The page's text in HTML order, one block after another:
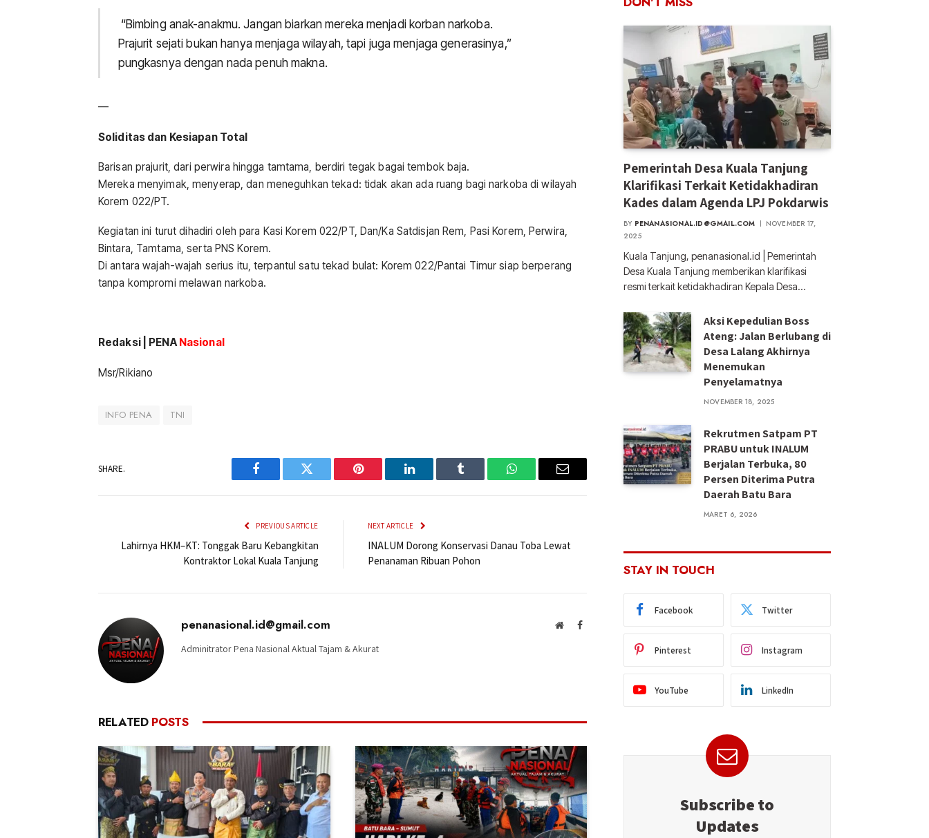
“Bimbing anak-anakmu. Jangan biarkan mereka menjadi korban narkoba.
Prajurit sejati bukan hanya menjaga wilayah, tapi juga menjaga generasinya,”
pungkasnya dengan nada penuh makna.
—
Soliditas dan Kesiapan Total
Barisan prajurit, dari perwira hingga tamtama, berdiri tegak bagai tembok baja.
Mereka menyimak, menyerap, dan meneguhkan tekad: tidak akan ada ruang bagi narkoba di wilayah
Korem 022/PT.
Kegiatan ini turut dihadiri oleh para Kasi Korem 022/PT, Dan/Ka Satdisjan Rem, Pasi Korem, Perwira,
Bintara, Tamtama, serta PNS Korem.
Di antara wajah-wajah serius itu, terpantul satu tekad bulat: Korem 022/Pantai Timur siap berperang
tanpa kompromi melawan narkoba.
Redaksi | PENA Nasional
Msr/Rikiano
INFO PENA TNI
SHARE.
Facebook Twitter Pinterest LinkedIn Tumblr WhatsAppEmail
PREVIOUS ARTICLE
Lahirnya HKM–KT: Tonggak Baru Kebangkitan
Kontraktor Lokal Kuala Tanjung
NEXT ARTICLE
INALUM Dorong Konservasi Danau Toba Lewat
Penanaman Ribuan Pohon
penanasional.id@gmail.com WebsiteFacebook
Adminitrator Pena Nasional Aktual Tajam & Akurat
RELATED POSTS
Pemerintah Desa Kuala Tanjung
Klarifikasi Terkait Ketidakhadiran
Kades dalam Agenda LPJ Pokdarwis
BY PENANASIONAL.ID@GMAIL.COM
NOVEMBER 17,
2025
Kuala Tanjung, penanasional.id | Pemerintah
Desa Kuala Tanjung memberikan klarifikasi
resmi terkait ketidakhadiran Kepala Desa…
Aksi Kepedulian Boss
Ateng: Jalan Berlubang di
Desa Lalang Akhirnya
Menemukan
Penyelamatnya
NOVEMBER 18, 2025
Rekrutmen Satpam PT
PRABU untuk INALUM
Berjalan Terbuka, 80
Persen Diterima Putra
Daerah Batu Bara
MARET 6, 2026
STAY IN TOUCH
Facebook Twitter
Pinterest Instagram
YouTube LinkedIn
Subscribe to
Updates